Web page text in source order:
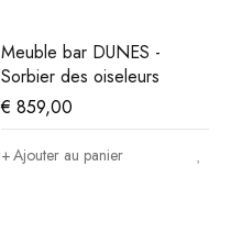
Meuble bar DUNES -
Sorbier des oiseleurs
€ 859,00
Ajouter au panier